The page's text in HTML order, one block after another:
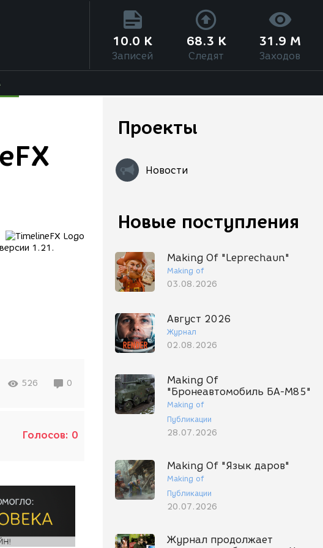
10.0 K
Записей
68.3 K
Следят
31.9 M
Заходов
Проекты
Новости
Новые поступления
Making Of "Leprechaun"
Making of
03.08.2026
Август 2026
Журнал
02.08.2026
Making Of
"Бронеавтомобиль БА-М85"
Making of
Публикации
28.07.2026
Making Of "Язык даров"
Making of
Публикации
20.07.2026
Журнал продолжает
1.21.
526 0
Голосов: 0